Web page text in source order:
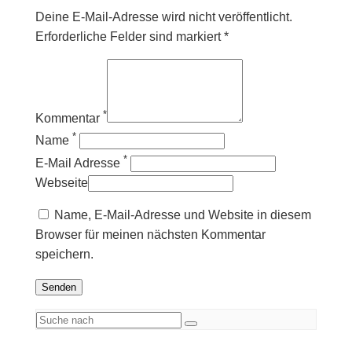
Deine E-Mail-Adresse wird nicht veröffentlicht.
Erforderliche Felder sind markiert *
Kommentar *
Name *
E-Mail Adresse *
Webseite
Name, E-Mail-Adresse und Website in diesem
Browser für meinen nächsten Kommentar
speichern.